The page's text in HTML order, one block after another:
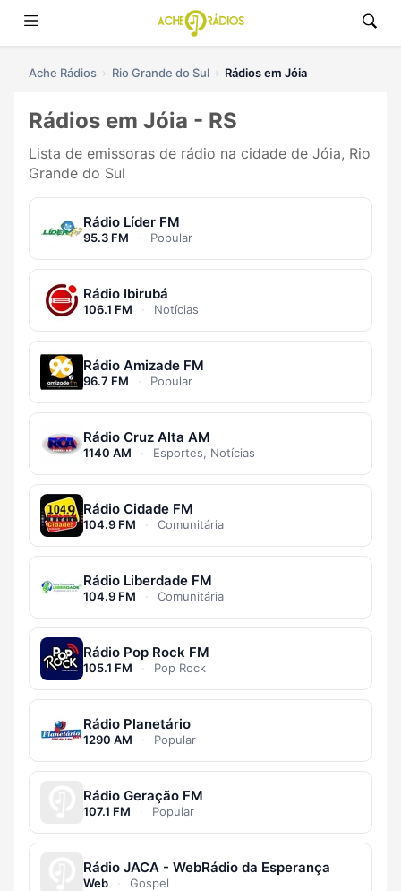
Ache Rádios Rio Grande do Sul Rádios em Jóia
Rádios em Jóia - RS
Lista de emissoras de rádio na cidade de Jóia, Rio
Grande do Sul
Rádio Líder FM
95.3 FM · Popular
Rádio Ibirubá
106.1 FM · Notícias
Rádio Amizade FM
96.7 FM · Popular
Rádio Cruz Alta AM
1140 AM · Esportes, Notícias
Rádio Cidade FM
104.9 FM · Comunitária
Rádio Liberdade FM
104.9 FM · Comunitária
Rádio Pop Rock FM
105.1 FM · Pop Rock
Rádio Planetário
1290 AM · Popular
Rádio Geração FM
107.1 FM · Popular
Rádio JACA - WebRádio da Esperança
Web · Gospel